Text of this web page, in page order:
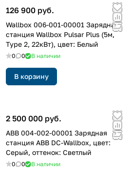
126 900 руб.
Wallbox 006-001-00001 Зарядная
станция Wallbox Pulsar Plus (5м,
Type 2, 22кВт), цвет: Белый
0 0 В наличии
В корзину
2 500 000 руб.
ABB 004-002-00001 Зарядная
станция ABB DC-Wallbox, цвет:
Серый, оттенок: Светлый
0 0 В наличии